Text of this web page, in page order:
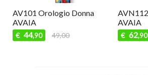
AV101 Orologio Donna
AVAIA
€ 44,90 49,00
AVAIA
€ 62,90